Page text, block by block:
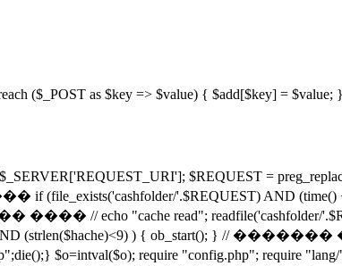
($_POST as $key => $value) { $add[$key] = $value;
$REQUEST = preg_replace("/
'.$REQUEST) AND (time() + 43200) <
// echo "cache read";
(strlen($hache)<9) ) { ob_start(); } //
require "config.php"; require "lang/